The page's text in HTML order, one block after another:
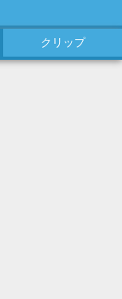
クリップ